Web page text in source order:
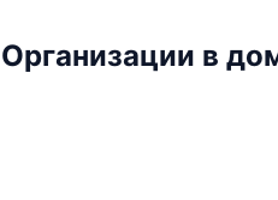
Организации в